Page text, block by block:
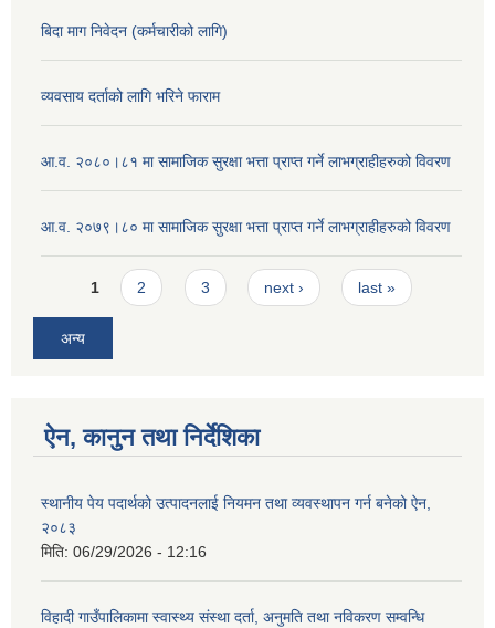
बिदा माग निवेदन (कर्मचारीको लागि)
व्यवसाय दर्ताको लागि भरिने फाराम
आ.व. २०८०।८१ मा सामाजिक सुरक्षा भत्ता प्राप्त गर्ने लाभग्राहीहरुको विवरण
आ.व. २०७९।८० मा सामाजिक सुरक्षा भत्ता प्राप्त गर्ने लाभग्राहीहरुको विवरण
Pages
1 2 3 next › last »
अन्य
ऐन, कानुन तथा निर्देशिका
स्थानीय पेय पदार्थको उत्पादनलाई नियमन तथा व्यवस्थापन गर्न बनेको ऐन,
२०८३
मिति: 06/29/2026 - 12:16
विहादी गाउँपालिकामा स्वास्थ्य संस्था दर्ता, अनुमति तथा नविकरण सम्वन्धि